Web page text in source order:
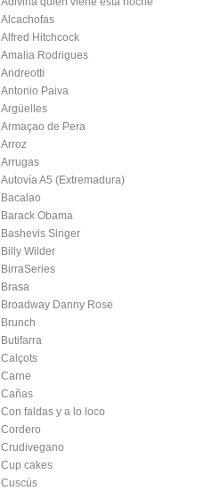
Alcachofas
Alfred Hitchcock
Amalia Rodrigues
Andreotti
Antonio Paiva
Argüelles
Armaçao de Pera
Arroz
Arrugas
Autovía A5 (Extremadura)
Bacalao
Barack Obama
Bashevis Singer
Billy Wilder
BirraSeries
Brasa
Broadway Danny Rose
Brunch
Butifarra
Calçots
Carne
Cañas
Con faldas y a lo loco
Cordero
Crudivegano
Cup cakes
Cuscús